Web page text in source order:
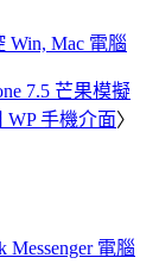
Win, Mac 電腦
7.5 芒果模擬
WP 手機介面〉
Messenger 電腦